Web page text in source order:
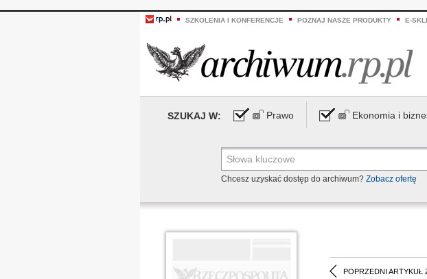
SZKOLENIA I KONFERENCJE POZNAJ NASZE PRODUKTY E-
SZUKAJ W: Prawo Ekonomia i
Chcesz uzyskać dostęp do archiwum? Zobacz ofertę
POPRZEDNI ARTYKUŁ